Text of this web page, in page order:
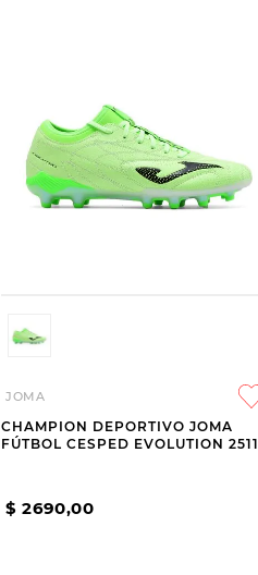
JOMA
CHAMPION DEPORTIVO JOMA
FÚTBOL CESPED EVOLUTION 2511
$ 2690,00